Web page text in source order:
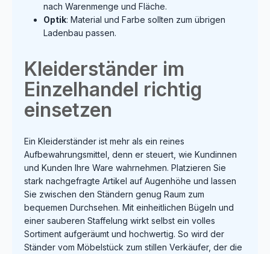
nach Warenmenge und Fläche.
Optik: Material und Farbe sollten zum übrigen
Ladenbau passen.
Kleiderständer im
Einzelhandel richtig
einsetzen
Ein Kleiderständer ist mehr als ein reines
Aufbewahrungsmittel, denn er steuert, wie Kundinnen
und Kunden Ihre Ware wahrnehmen. Platzieren Sie
stark nachgefragte Artikel auf Augenhöhe und lassen
Sie zwischen den Ständern genug Raum zum
bequemen Durchsehen. Mit einheitlichen Bügeln und
einer sauberen Staffelung wirkt selbst ein volles
Sortiment aufgeräumt und hochwertig. So wird der
Ständer vom Möbelstück zum stillen Verkäufer, der die